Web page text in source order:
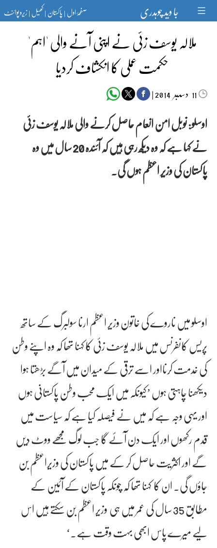
content جا وید چوہدری صفحۂ اول|پاکستان|کھیل|زیرو پوائنٹ
ملالہ یوسف زئی نے اپنی آنے والی 'اہم'
حکمت عملی کا انکشاف کردیا
11 دسمبر‬‮ |
اوسلو:نوبل امن انعام حاصل کرنے والی ملالہ یوسف زئی
نے کہا ہے کہ وہ دیکھ رہی ہیں کہ آئندہ 20 سال میں وہ
پاکستان کی وزیر اعظم ہوں گی۔
اوسلو میں ناروے کی خاتون وزیر اعظم ارنا سولبرگ کے ساتھ
پریس کانفرنس میں ملالہ یوسف زئی کا کہنا تھا کہ وہ اپنے وطن
کی خدمت کرنااور اسے ترقی کے میدان میں آگے بڑھتا ہوا
دیکھنا چاہتی ہوں ’کیونکہ میں ایک محب وطن پاکستانی ہوں
اور یہی وجہ ہے کہ میں نے فیصلہ کیا ہے کہ سیاست میں
قدم رکھوں اور ایک دن آئے گا جب لوگ مجھے ووٹ دیں
گے اور اکثریت حاصل کر کے میں پاکستان کی وزیراعظم بن
جاؤں گی۔ ان کا کہنا تھا کہ چونکہ پاکستان کے آئین کے
مطابق 35 سال کی عمر میں ہی وزیر اعظم بن سکتے ہیں اس
لیے میرے پاس ابھی بہت وقت ہے۔‘